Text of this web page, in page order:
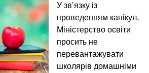
У зв’язку із
проведенням канікул,
Міністерство освіти
просить не
перевантажувати
школярів домашніми